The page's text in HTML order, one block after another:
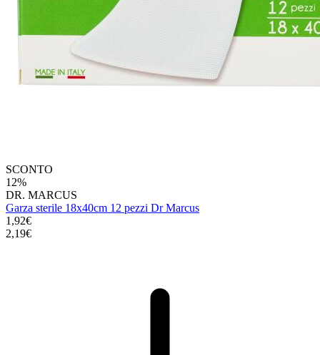
SCONTO
12%
DR. MARCUS
Garza sterile 18x40cm 12 pezzi Dr Marcus
1,92€
2,19€